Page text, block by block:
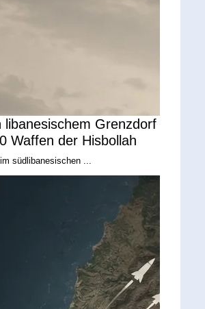
libanesischem Grenzdorf
Waffen der Hisbollah
südlibanesischen ...